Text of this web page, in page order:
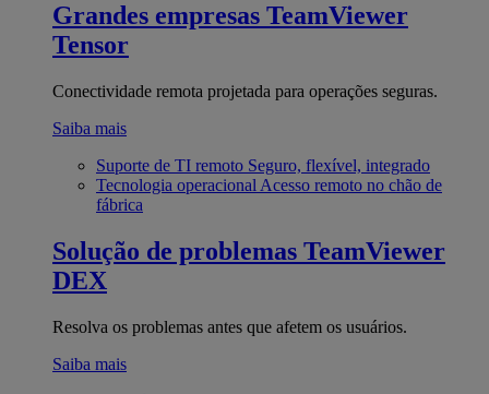
Grandes empresas TeamViewer
Tensor
Conectividade remota projetada para operações seguras.
Saiba mais
Suporte de TI remoto Seguro, flexível, integrado
Tecnologia operacional Acesso remoto no chão de
fábrica
Solução de problemas TeamViewer
DEX
Resolva os problemas antes que afetem os usuários.
Saiba mais